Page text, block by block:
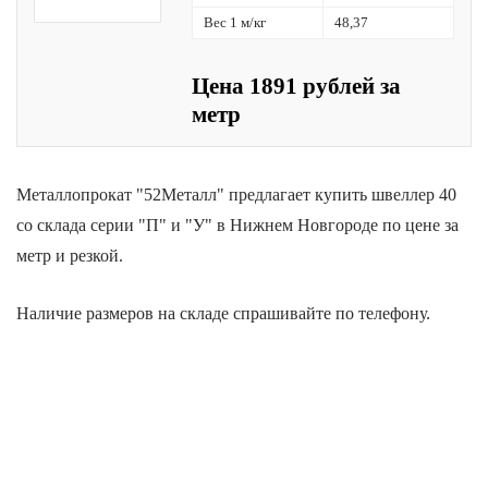
Вес 1 м/кг 48,37
Цена 1891 рублей за
метр
Металлопрокат "52Металл" предлагает купить швеллер 40
со склада серии "П" и "У" в Нижнем Новгороде по цене за
метр и резкой.
Наличие размеров на складе спрашивайте по телефону.